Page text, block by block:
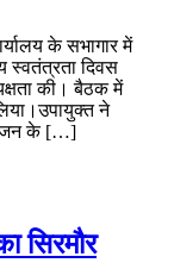
के सभागार में
स्वतंत्रता दिवस
की। बैठक में
ने
के […]
सिरमौर